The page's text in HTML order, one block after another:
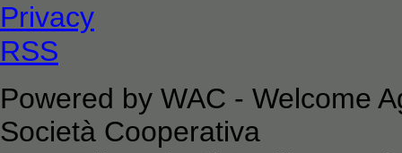
Privacy
RSS
Powered by WAC - Welcome
Società Cooperativa